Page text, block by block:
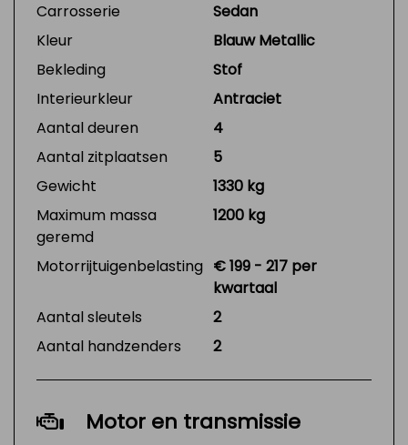
Carrosserie
Sedan
Kleur
Blauw Metallic
Bekleding
Stof
Interieurkleur
Antraciet
Aantal deuren
4
Aantal zitplaatsen
5
Gewicht
1330 kg
Maximum massa
geremd
1200 kg
Motorrijtuigenbelasting € 199 - 217 per
kwartaal
Aantal sleutels
2
Aantal handzenders
2
Motor en transmissie